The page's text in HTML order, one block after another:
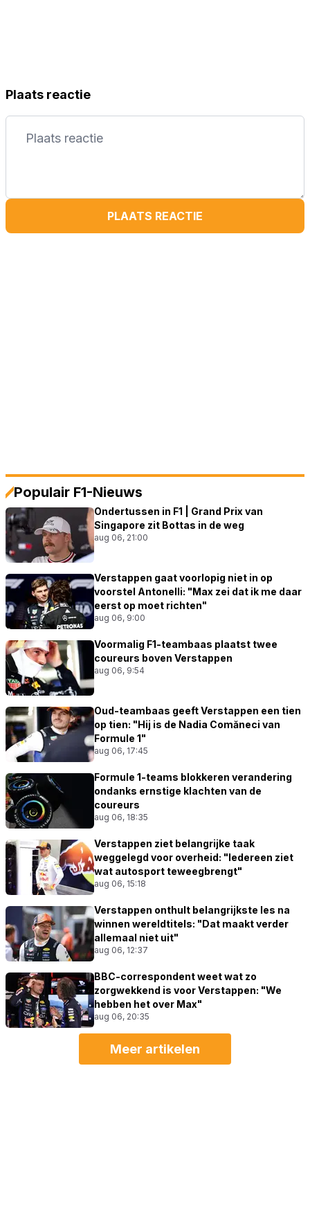
Plaats reactie
PLAATS REACTIE
Populair F1-Nieuws
Ondertussen in F1 | Grand Prix van
Singapore zit Bottas in de weg
aug 06, 21:00
Verstappen gaat voorlopig niet in op
voorstel Antonelli: "Max zei dat ik me daar
eerst op moet richten"
aug 06, 9:00
Voormalig F1-teambaas plaatst twee
coureurs boven Verstappen
aug 06, 9:54
Oud-teambaas geeft Verstappen een tien
op tien: "Hij is de Nadia Comăneci van
Formule 1"
aug 06, 17:45
Formule 1-teams blokkeren verandering
ondanks ernstige klachten van de
coureurs
aug 06, 18:35
Verstappen ziet belangrijke taak
weggelegd voor overheid: "Iedereen ziet
wat autosport teweegbrengt"
aug 06, 15:18
Verstappen onthult belangrijkste les na
winnen wereldtitels: "Dat maakt verder
allemaal niet uit"
aug 06, 12:37
BBC-correspondent weet wat zo
zorgwekkend is voor Verstappen: "We
hebben het over Max"
aug 06, 20:35
Meer artikelen